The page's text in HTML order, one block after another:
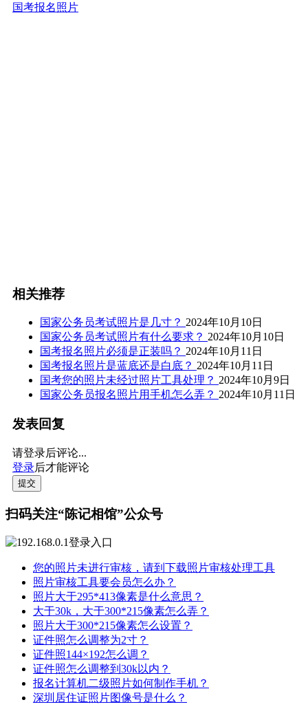
国考报名照片
相关推荐
国家公务员考试照片是几寸？ 2024年10月10日
国家公务员考试照片有什么要求？ 2024年10月10日
国考报名照片必须是正装吗？ 2024年10月11日
国考报名照片是蓝底还是白底？ 2024年10月11日
国考您的照片未经过照片工具处理？ 2024年10月9日
国家公务员报名照片用手机怎么弄？ 2024年10月11日
发表回复
请登录后评论...
登录后才能评论
提交
扫码关注“陈记相馆”公众号
您的照片未进行审核，请到下载照片审核处理工具
照片审核工具要会员怎么办？
照片大于295*413像素是什么意思？
大于30k，大于300*215像素怎么弄？
照片大于300*215像素怎么设置？
证件照怎么调整为2寸？
证件照144×192怎么调？
证件照怎么调整到30k以内？
报名计算机二级照片如何制作手机？
深圳居住证照片图像号是什么？